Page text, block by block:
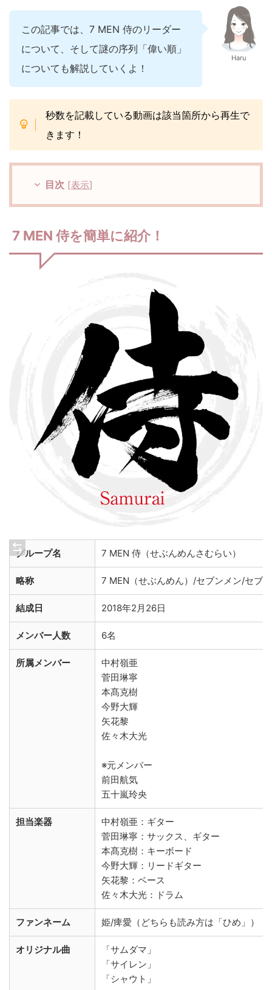
この記事では、7 MEN 侍のリーダー
について、そして謎の序列「偉い順」
についても解説していくよ！
Haru
秒数を記載している動画は該当箇所から再生で
きます！
目次 [表示]
7 MEN 侍を簡単に紹介！
グループ名 7 MEN 侍（せぶんめんさむらい）
略称 7 MEN（せぶんめん）/セブンメン/セブ
結成日 2018年2月26日
メンバー人数 6名
所属メンバー
中村嶺亜
菅田琳寧
本髙克樹
今野大輝
矢花黎
佐々木大光
※元メンバー
前田航気
五十嵐玲央
担当楽器
中村嶺亜：ギター
菅田琳寧：サックス、ギター
本髙克樹：キーボード
今野大輝：リードギター
矢花黎：ベース
佐々木大光：ドラム
ファンネーム 姫/痺愛（どちらも読み方は「ひめ」）
オリジナル曲
「サムダマ」
「サイレン」
「シャウト」